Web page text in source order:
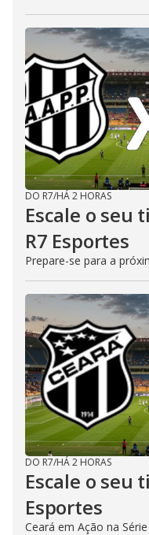
DO R7/HÁ 2 HORAS
Escale o seu
R7 Esportes
Prepare-se para a
DO R7/HÁ 2 HORAS
Escale o seu
Esportes
Ceará em Ação na Série